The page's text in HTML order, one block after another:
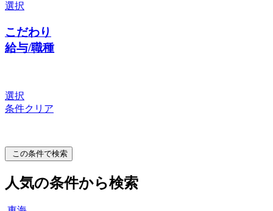
選択
こだわり
給与/職種
選択
条件クリア
この条件で検索
人気の条件から検索